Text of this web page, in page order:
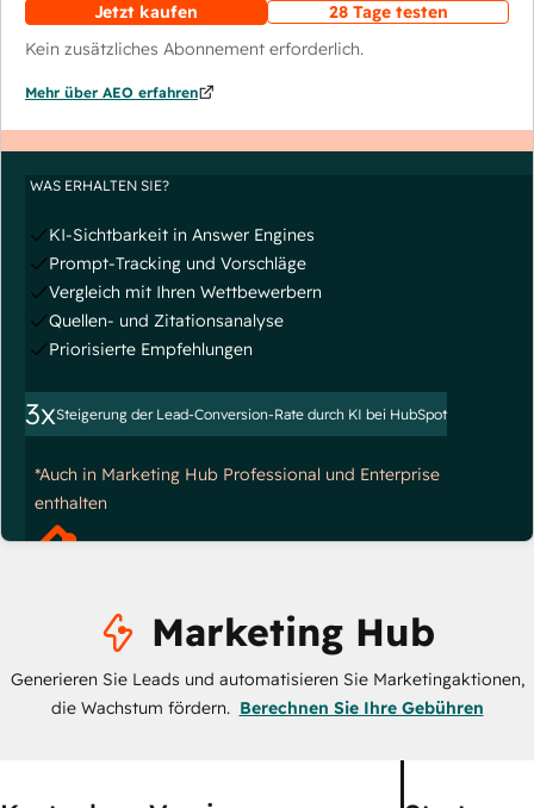
Jetzt kaufen
28 Tage testen
Kein zusätzliches Abonnement erforderlich.
Mehr über AEO erfahren
WAS ERHALTEN SIE?
KI-Sichtbarkeit in Answer Engines
Prompt-Tracking und Vorschläge
Vergleich mit Ihren Wettbewerbern
Quellen- und Zitationsanalyse
Priorisierte Empfehlungen
3xSteigerung der Lead-Conversion-Rate durch KI bei HubSpot
*Auch in Marketing Hub Professional und Enterprise
enthalten
Marketing Hub
Generieren Sie Leads und automatisieren Sie Marketingaktionen,
die Wachstum fördern. Berechnen Sie Ihre Gebühren